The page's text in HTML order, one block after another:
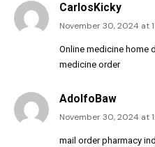
CarlosKicky
November 30, 2024 at
Online medicine home
medicine order
AdolfoBaw
November 30, 2024 at
mail order pharmacy